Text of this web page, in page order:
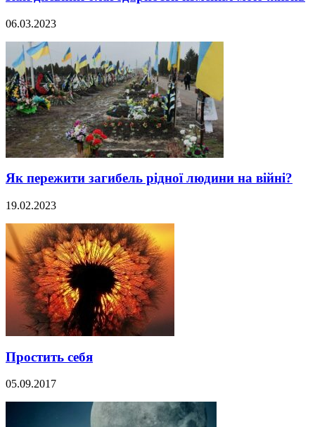
06.03.2023
Як пережити загибель рідної людини на війні?
19.02.2023
Простить себя
05.09.2017